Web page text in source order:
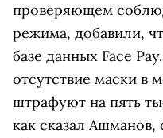
проверяющем
режима, добавили,
базе данных Face
отсутствие маски в
штрафуют на пять
как сказал